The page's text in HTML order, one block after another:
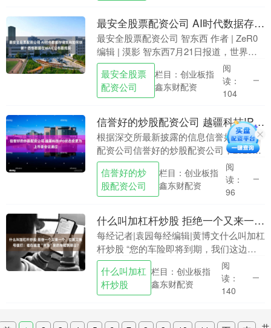
最安全股票配资公司 AI时代数据存储架构如何创新？西部数据在WAIC公布路线图
最安全股票配资公司 智东西 作者 | ZeR0
编辑 | 漠影 智东西7月21日报道，世界人
工智能大会WAIC 2026期间，西部数据通
过参展与举行专题分论坛，....
最安全股票
配资公司
栏目：创业板指
鑫东财配资
阅
读：
104
信誉好的炒股配资公司 越疆科技IPO状态变更为上市委会议通过
根据深交所最新披露的信息信誉好的炒股
配资公司信誉好的炒股配资公司，2026年
7月22日，深圳市越疆科技股份有限公司
IPO的状态从已问询变更为上市委会议通
过。 海....
信誉好的炒
股配资公司
栏目：创业板指
鑫东财配资
阅
读：
96
什么叫加杠杆炒股 拒绝一个又来一个，拉黑又换号拨打：谁在精准“共享”我的车险到期日？
每经记者|袁园每经编辑|黄博文什么叫加杠
杆炒股 “您的车险即将到期，我们这边有
几家保险公司的报价，您看是否需要参考
一下？”——对于每一位车主而言，这句话
几乎成了....
什么叫加杠
杆炒股
栏目：创业板指
鑫东财配资
阅
读：
140